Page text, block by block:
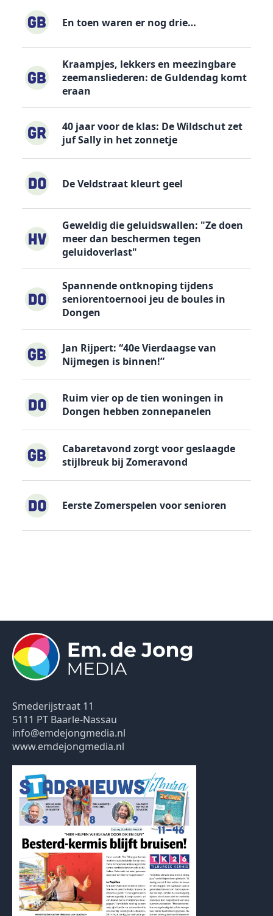
En toen waren er nog drie…
Kraampjes, lekkers en meezingbare
zeemansliederen: de Guldendag komt
eraan
40 jaar voor de klas: De Wildschut zet
juf Sally in het zonnetje
De Veldstraat kleurt geel
Geweldig die geluidswallen: "Ze doen
meer dan beschermen tegen
geluidoverlast"
Spannende ontknoping tijdens
seniorentoernooi jeu de boules in
Dongen
Jan Rijpert: “40e Vierdaagse van
Nijmegen is binnen!”
Ruim vier op de tien woningen in
Dongen hebben zonnepanelen
Cabaretavond zorgt voor geslaagde
stijlbreuk bij Zomeravond
Eerste Zomerspelen voor senioren
Smederijstraat 11
5111 PT Baarle-Nassau
info@emdejongmedia.nl
www.emdejongmedia.nl